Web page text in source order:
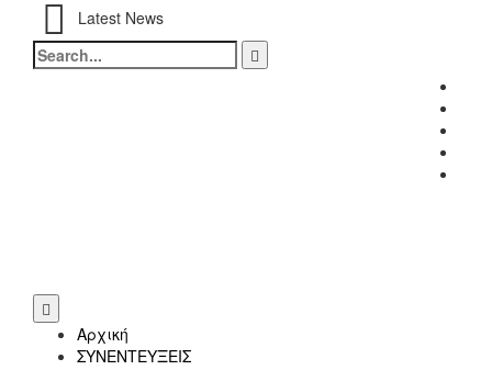
Latest News
Search
for:
Αρχική
ΣΥΝΕΝΤΕΥΞΕΙΣ